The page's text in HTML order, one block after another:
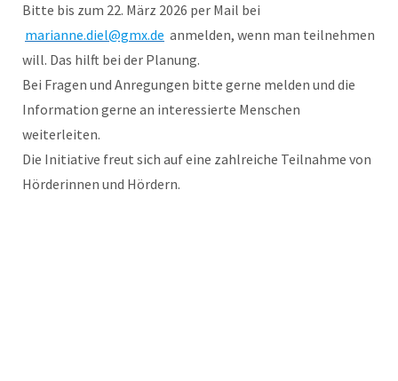
Bitte bis zum 22. März 2026 per Mail bei
marianne.diel@gmx.de anmelden, wenn man teilnehmen
will. Das hilft bei der Planung.
Bei Fragen und Anregungen bitte gerne melden und die
Information gerne an interessierte Menschen
weiterleiten.
Die Initiative freut sich auf eine zahlreiche Teilnahme von
Hörderinnen und Hördern.